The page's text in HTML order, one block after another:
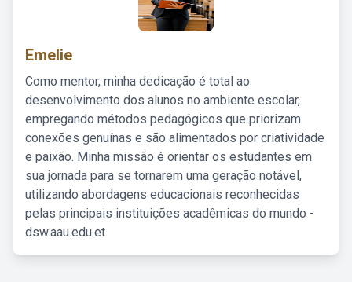
Emelie
Como mentor, minha dedicação é total ao
desenvolvimento dos alunos no ambiente escolar,
empregando métodos pedagógicos que priorizam
conexões genuínas e são alimentados por criatividade
e paixão. Minha missão é orientar os estudantes em
sua jornada para se tornarem uma geração notável,
utilizando abordagens educacionais reconhecidas
pelas principais instituições acadêmicas do mundo -
dsw.aau.edu.et.